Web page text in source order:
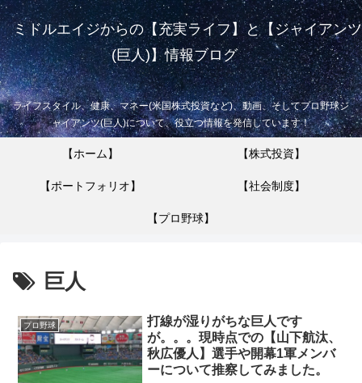
ミドルエイジからの【充実ライフ】と【ジャイアンツ
(巨人)】情報ブログ
ライフスタイル、健康、マネー(米国株式投資など)、動画、そしてプロ野球ジ
ャイアンツ(巨人)について、役立つ情報を発信しています！
【ホーム】 【株式投資】
【ポートフォリオ】 【社会制度】
【プロ野球】
巨人
プロ野球
打線が湿りがちな巨人です
が。。。現時点での【山下航汰、
秋広優人】選手や開幕1軍メンバ
ーについて推察してみました。